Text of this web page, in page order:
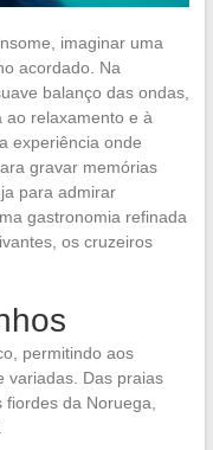
imaginar uma
acordado. Na
balanço das ondas,
ao relaxamento e à
experiência onde
gravar memórias
para admirar
gastronomia refinada
os cruzeiros
permitindo aos
variadas. Das praias
da Noruega,